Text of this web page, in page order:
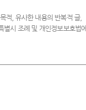
적, 유사한 내용의 반복적 글,
시 조례 및 개인정보보호법에